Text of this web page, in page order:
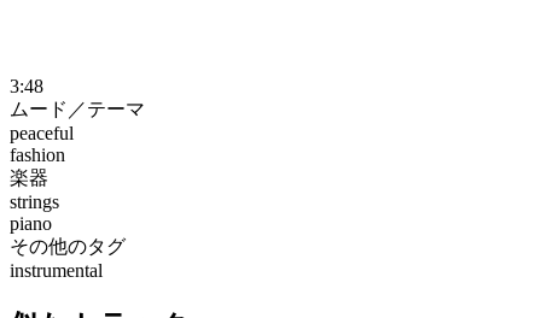
3:48
ムード／テーマ
peaceful
fashion
楽器
strings
piano
その他のタグ
instrumental